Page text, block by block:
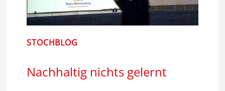
STOCHBLOG
Nachhaltig nichts gelernt